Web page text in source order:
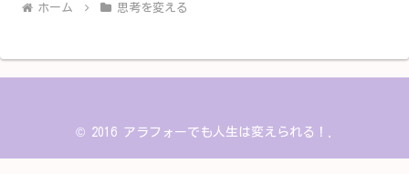
ホーム 思考を変える
© 2016 アラフォーでも人生は変えられる！.